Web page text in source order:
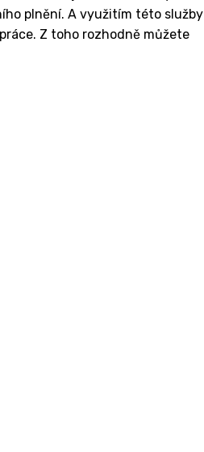
plnění. A využitím této služby
Z toho rozhodně můžete